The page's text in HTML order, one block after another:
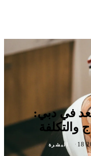
والتكلفة
البشرة ·